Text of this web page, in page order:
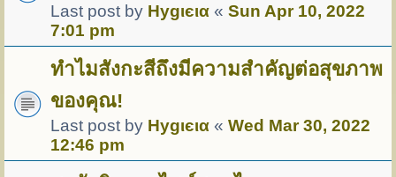
Last post by Hуgιєια « Sun Apr 10, 2022
7:01 pm
ทำไมสังกะสีถึงมีความสำคัญต่อสุขภาพ
ของคุณ!
Last post by Hуgιєια « Wed Mar 30, 2022
12:46 pm